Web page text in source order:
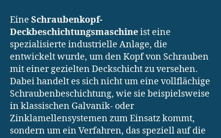
Eine Schraubenkopf-
Deckbeschichtungsmaschineist eine
spezialisierte industrielle Anlage, die
entwickelt wurde, um den Kopf von Schrauben
mit einer gezielten Deckschicht zu versehen.
Dabei handelt es sich nicht um eine vollflächige
Schraubenbeschichtung, wie sie beispielsweise
in klassischen Galvanik- oder
Zinklamellensystemen zum Einsatz kommt,
sondern um ein Verfahren, das speziell auf die